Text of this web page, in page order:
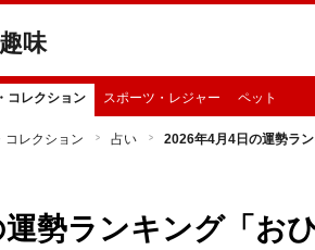
趣味
コレクション スポーツ・レジャー ペット
コレクション 占い 2026年4月4日の運勢ラ
勢ランキング「お